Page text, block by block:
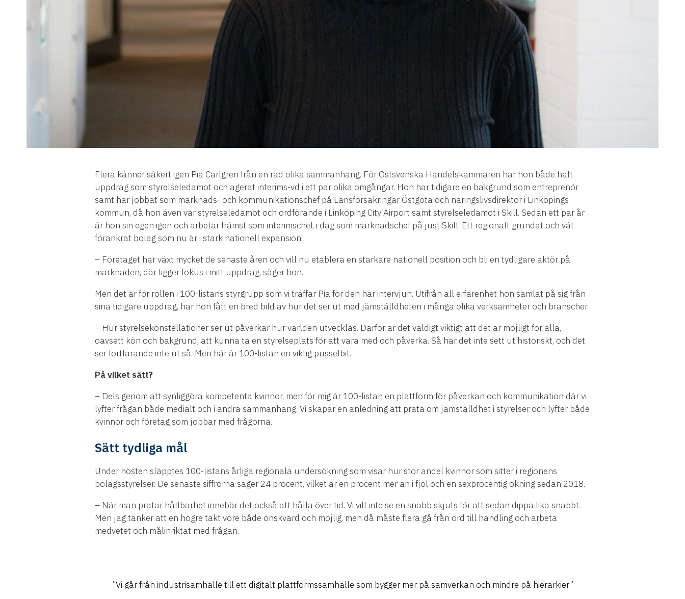
Flera känner säkert igen Pia Carlgren från en rad olika sammanhang. För Östsvenska Handelskammaren har hon både haft
uppdrag som styrelseledamot och agerat interims-vd i ett par olika omgångar. Hon har tidigare en bakgrund som entreprenör
samt har jobbat som marknads- och kommunikationschef på Länsförsäkringar Östgöta och näringslivsdirektör i Linköpings
kommun, då hon även var styrelseledamot och ordförande i Linköping City Airport samt styrelseledamot i Skill. Sedan ett par år
är hon sin egen igen och arbetar främst som interimschef, i dag som marknadschef på just Skill. Ett regionalt grundat och väl
förankrat bolag som nu är i stark nationell expansion.
– Företaget har växt mycket de senaste åren och vill nu etablera en starkare nationell position och bli en tydligare aktör på
marknaden, där ligger fokus i mitt uppdrag, säger hon.
Men det är för rollen i 100-listans styrgrupp som vi träffar Pia för den här intervjun. Utifrån all erfarenhet hon samlat på sig från
sina tidigare uppdrag, har hon fått en bred bild av hur det ser ut med jämställdheten i många olika verksamheter och branscher.
– Hur styrelsekonstellationer ser ut påverkar hur världen utvecklas. Därför är det väldigt viktigt att det är möjligt för alla,
oavsett kön och bakgrund, att kunna ta en styrelseplats för att vara med och påverka. Så har det inte sett ut historiskt, och det
ser fortfarande inte ut så. Men här är 100-listan en viktig pusselbit.
På vilket sätt?
– Dels genom att synliggöra kompetenta kvinnor, men för mig är 100-listan en plattform för påverkan och kommunikation där vi
lyfter frågan både medialt och i andra sammanhang. Vi skapar en anledning att prata om jämställdhet i styrelser och lyfter både
kvinnor och företag som jobbar med frågorna.
Sätt tydliga mål
Under hösten släpptes 100-listans årliga regionala undersökning som visar hur stor andel kvinnor som sitter i regionens
bolagsstyrelser. De senaste siffrorna säger 24 procent, vilket är en procent mer än i fjol och en sexprocentig ökning sedan 2018.
– När man pratar hållbarhet innebär det också att hålla över tid. Vi vill inte se en snabb skjuts för att sedan dippa lika snabbt.
Men jag tänker att en högre takt vore både önskvärd och möjlig, men då måste flera gå från ord till handling och arbeta
medvetet och målinriktat med frågan.
”Vi går från industrisamhälle till ett digitalt plattformssamhälle som bygger mer på samverkan och mindre på hierarkier”